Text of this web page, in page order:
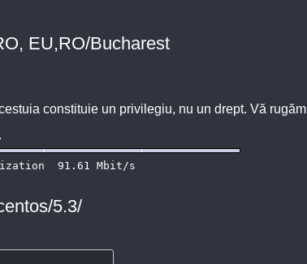
EU,RO/Bucharest
constituie un privilegiu, nu un drept. Vă rugăm
5.3/